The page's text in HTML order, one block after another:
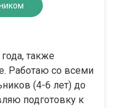
также
Работаю со всеми
(4-6 лет) до
подготовку к